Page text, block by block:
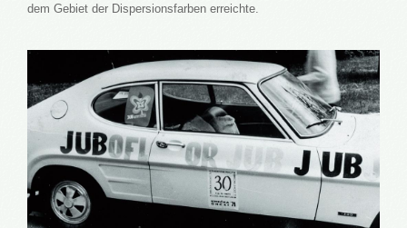
dem Gebiet der Dispersionsfarben erreichte.